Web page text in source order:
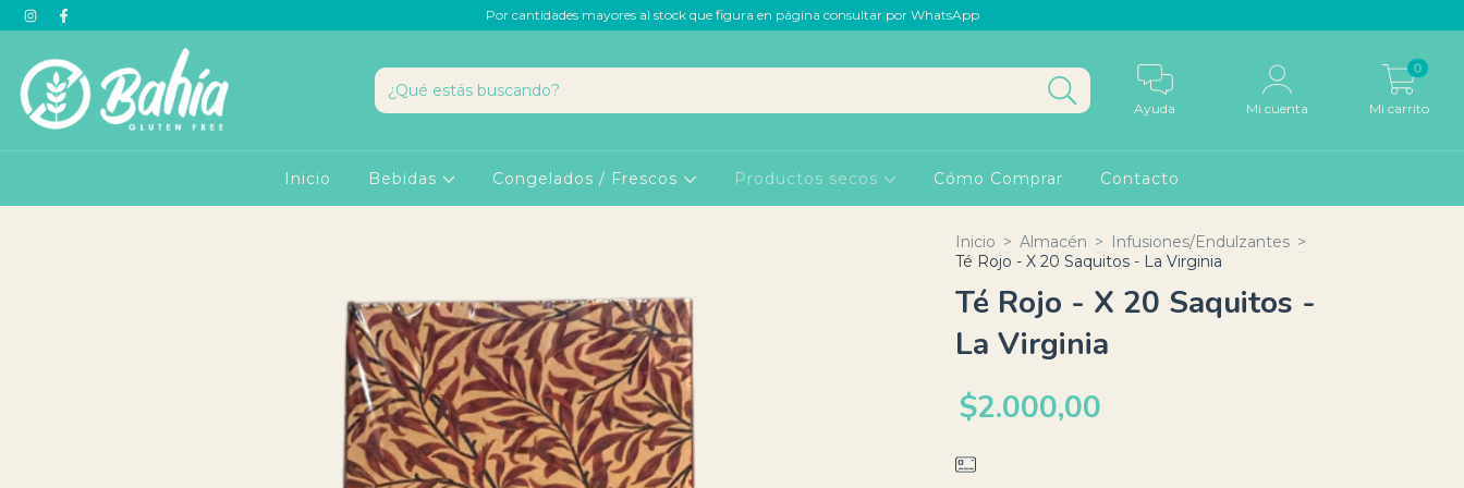
Por cantidades mayores al stock que figura en página consultar por WhatsApp
Ayuda Mi cuenta Mi carrito
0
Inicio Bebidas Congelados / Frescos Productos secos Cómo Comprar Contacto
Inicio > Almacén > Infusiones/Endulzantes >
Té Rojo - X 20 Saquitos - La Virginia
Té Rojo - X 20 Saquitos -
La Virginia
$2.000,00